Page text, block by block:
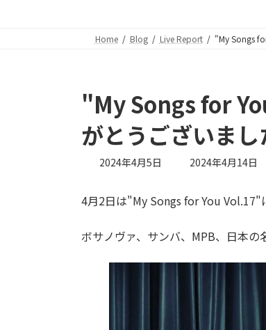
Home Blog Live Report "My Songs
"My Songs for
がとうございまし
2024年4月5日
最
新
時
2024年4月14日
4月2日は"My Songs for You Vol.17"
ボサノヴァ、サンバ、MPB、日本の